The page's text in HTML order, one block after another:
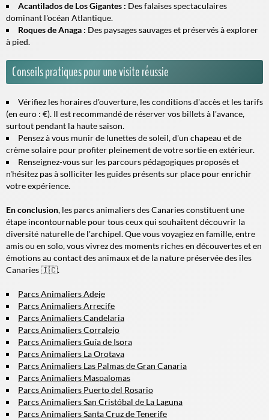
Acantilados de Los Gigantes : Des falaises spectaculaires
dominant l'océan Atlantique.
Roques de Anaga : Des paysages sauvages et préservés à explorer
à pied.
Conseils pratiques pour une visite réussie
Vérifiez les horaires d'ouverture, les conditions d'accès et les tarifs
(en euro : €). Il est recommandé de réserver vos billets à l'avance,
surtout pendant la haute saison.
Pensez à vous munir de lunettes de soleil, d'un chapeau et de
crème solaire pour profiter pleinement de votre sortie en extérieur.
Renseignez-vous sur les parcours pédagogiques proposés et
n'hésitez pas à solliciter les guides présents sur place pour enrichir
votre expérience.
En conclusion, les parcs animaliers des Canaries constituent une
étape incontournable pour tous ceux qui souhaitent découvrir la
diversité naturelle de l'archipel. Que vous voyagiez en famille, entre
amis ou en solo, vous vivrez des moments riches en découvertes et en
émotions au contact des animaux et de la nature préservée des îles
Canaries 🇮🇨.
Parcs Animaliers Adeje
Parcs Animaliers Arrecife
Parcs Animaliers Candelaria
Parcs Animaliers Corralejo
Parcs Animaliers Guía de Isora
Parcs Animaliers La Orotava
Parcs Animaliers Las Palmas de Gran Canaria
Parcs Animaliers Maspalomas
Parcs Animaliers Puerto del Rosario
Parcs Animaliers San Cristóbal de La Laguna
Parcs Animaliers Santa Cruz de Tenerife